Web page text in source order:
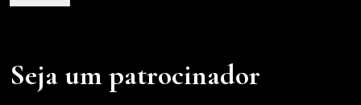
Seja um patrocinador